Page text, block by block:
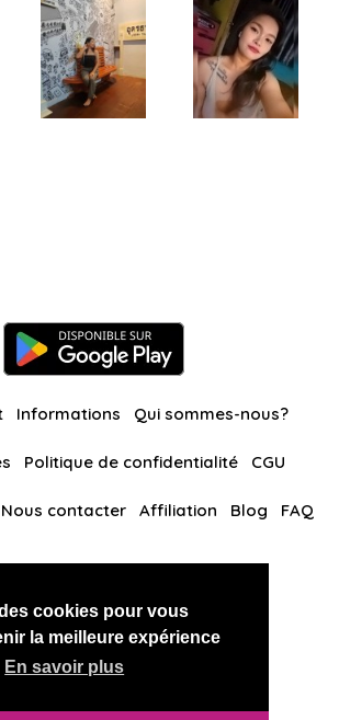
cookies pour vous
la meilleure expérience
En savoir plus
Informations Qui sommes-nous?
Politique de confidentialité CGU
Nous contacter Affiliation Blog FAQ
RussianKisses